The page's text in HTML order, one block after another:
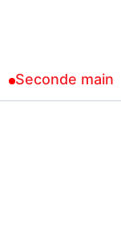
Seconde main